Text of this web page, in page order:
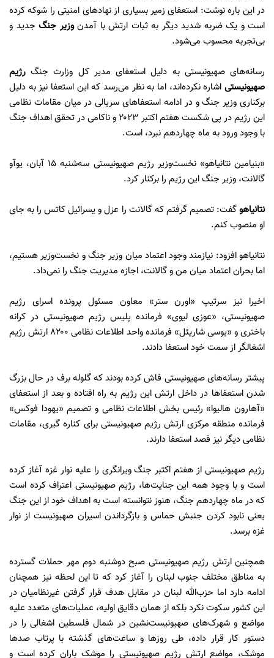
در این باره نوشت: استعفای زمیر بسیاری از نهادهای امنیتی را شوکه کرده
است و یک ضربه شدید دیگر به ثبات ارتش با آمدنوزیر جنگجدید و
بی‌تجربه محسوب می‌شود.
رسانه‌های صهیونیستی به دلیل استعفای مدیر کل وزارت جنگرژیم
صهیونیستی اشاره نکرده‌اند، اما به نظر می‌رسد که این استعفا نیز به دلیل
برکناری وزیر جنگ و در ادامه استعفاهای سریالی در میان مقامات نظامی
این رژیم در پی شکست هفتم اکتبر ۲۰۲۳ و ناکامی در تحقق اهداف جنگ
با وجود ورود به ماه چهاردهم نبرد، است.
«بنیامین نتانیاهو» نخست‌وزیر رژیم صهیونیستی سه‌شنبه ۱۵ آبان، یوآو
گالانت، وزیر جنگ این رژیم را برکنار کرد.
نتانیاهوگفت: تصمیم گرفتم که گالانت را عزل و یسرائیل کاتس را به جای
او منصوب کنم.
نتانیاهو افزود: نیازمند وجود اعتماد میان وزیر جنگ و نخست‌وزیر هستیم،
اما بحران اعتماد میان من و گالانت، اجازه مدیریت جنگ را نمی‌داد.
اخیرا نیز سرتیپ «اورن ستر» معاون مسئول پرونده اسرای رژیم
صهیونیستی، «عوزی لیوی» فرمانده پلیس رژیم صهیونیستی در کرانه
باختری و «یوسی شاریئل» فرمانده واحد اطلاعات نظامی ۸۲۰۰ ارتش رژیم
اشغالگر از سمت خود استعفا دادند.
پیشتر رسانه‌های صهیونیستی فاش کرده بودند که گلوله برف در حال بزرگ
شدن استعفاها در داخل ارتش این رژیم به راه افتاده و بعد از استعفای
«آهارون هالیوا» رئیس بخش اطلاعات نظامی و تصمیم «یهودا فوکس»
فرمانده منطقه مرکزی ارتش رژیم صهیونیستی برای کناره گیری، مقامات
نظامی دیگر نیز قصد استعفا دارند.
رژیم صهیونیستی از هفتم اکتبر جنگ ویرانگری را علیه نوار غزه آغاز کرده
است و با وجود همه این جنایت‌ها، رژیم صهیونیستی اعتراف کرده است
که در ماه چهاردهم جنگ، هنوز نتوانسته است به اهداف خود از این جنگ
یعنی نابود کردن جنبش حماس و بازگرداندن اسیران صهیونیست از نوار
غزه برسد.
همچنین ارتش رژیم صهیونیستی صبح دوشنبه دوم مهر حملات گسترده
به مناطق مختلف جنوب لبنان را آغاز کرد که تا این لحظه نیز همچنان
ادامه دارد اما حزب‌الله لبنان در مقابل هدف قرار گرفتن غیرنظامیان در
این کشور سکوت نکرد بلکه از همان دقایق اولیه، عملیات‌های متعدد علیه
مواضع و شهرک‌های صهیونیست‌نشین در شمال فلسطین اشغالی را در
دستور کار قرار داده، طی روزها و ساعت‌های گذشته با پرتاب صدها
موشک، مواضع ارتش رژیم صهیونیستی را موشک باران کرده است و